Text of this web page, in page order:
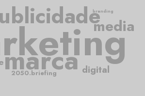
marca
media
digital
2050.briefing
branding